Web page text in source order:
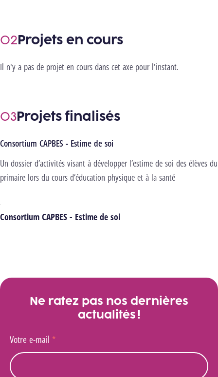
Projets en cours
Il n'y a pas de projet en cours dans cet axe pour l'instant.
Projets finalisés
Consortium CAPBES - Estime de soi
Un dossier d’activités visant à développer l’estime de soi des élèves du
primaire lors du cours d’éducation physique et à la santé
Consortium CAPBES - Estime de soi
Ne ratez pas nos dernières
actualités !
Votre e-mail *